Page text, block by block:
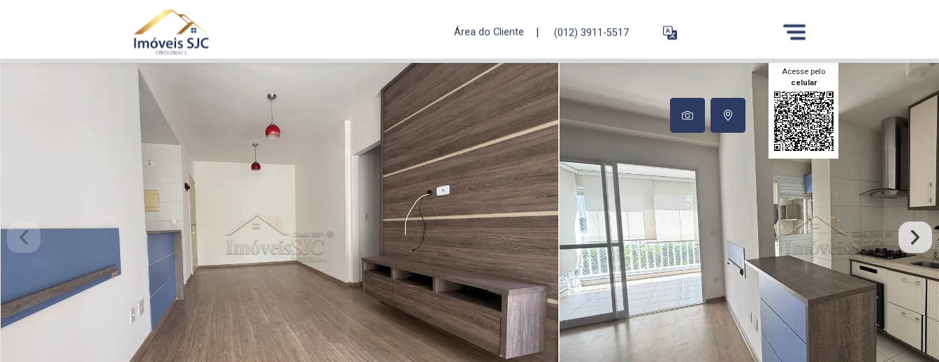
Área do Cliente | (012) 3911-5517
Acesse pelo
celular